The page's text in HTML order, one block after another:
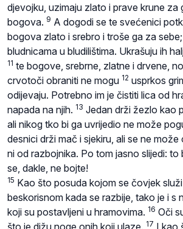
djevojku, uzimaju zlato i prave krune za
bogova. 9 A dogodi se te svećenici
bogova zlato i srebro i troše ga za sebe;
bludnicama u bludilištima. Ukrašuju ih
11 te bogove, srebrne, zlatne i drvene,
crvotoči obraniti ne mogu 12 usprkos
odijevaju. Potrebno im je čistiti lica od
napada na njih. 13 Jedan drži žezlo kao
ali nikog tko bi ga uvrijedio ne može
desnici drži mač i sjekiru, ali se ne
ni od razbojnika. Po tom jasno slijedi: to
se, dakle, ne bojte!
15 Kao što posuda kojom se čovjek
beskorisnom kada se razbije, tako je i s
koji su postavljeni u hramovima. 16 Oči
što je dižu noge onih koji ulaze.
17 I kao